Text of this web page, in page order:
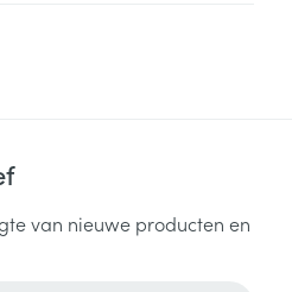
van nieuwe producten en